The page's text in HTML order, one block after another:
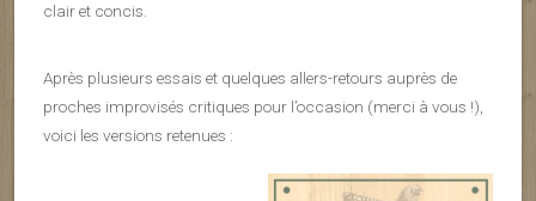
clair et concis.
Après plusieurs essais et quelques allers-retours auprès de
proches improvisés critiques pour l’occasion (merci à vous !),
voici les versions retenues :